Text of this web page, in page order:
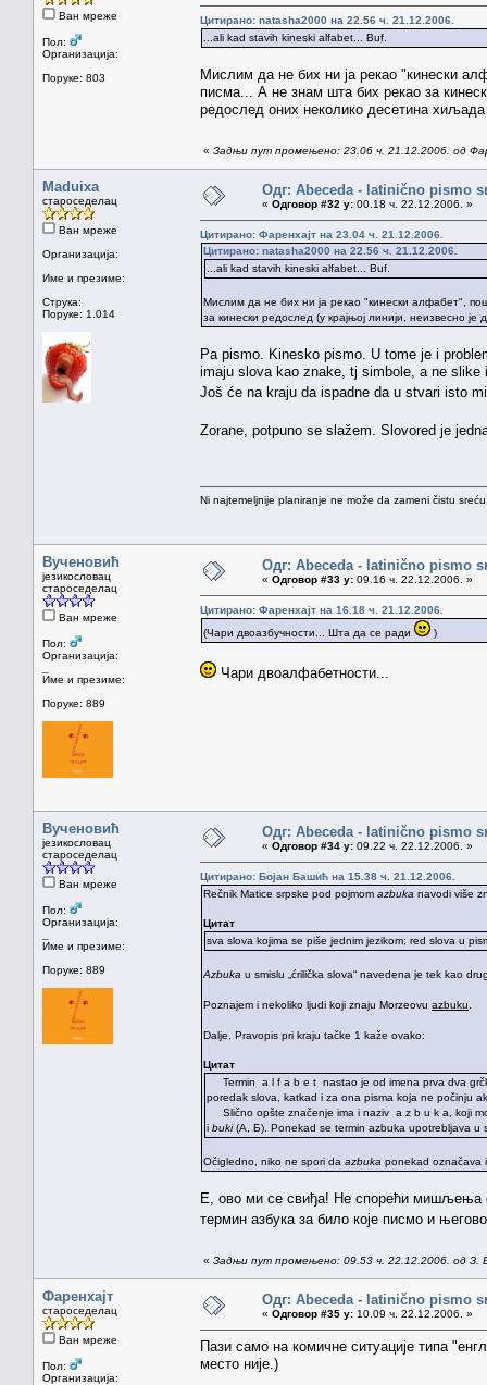
Ван мреже
Пол:
Организација:
Поруке: 803
Цитирано: natasha2000 на 22.56 ч. 21.12.2006.
...ali kad stavih kineski alfabet... Buf.
Мислим да не бих ни ја рекао "кинески
писма... А не знам шта бих рекао за
редослед оних неколико десетина хиљада
« Задњи пут промењено: 23.06 ч. 21.12.2006. од
Maduixa
староседелац
Ван мреже
Организација:
Име и презиме:
Струка:
Поруке: 1.014
Одг: Abeceda - latinično pismo
« Одговор #32 у: 00.18 ч. 22.12.2006. »
Цитирано: Фаренхајт на 23.04 ч. 21.12.2006.
Цитирано: natasha2000 на 22.56 ч. 21.12.2006.
...ali kad stavih kineski alfabet... Buf.
Мислим да не бих ни ја рекао "кинески алфабет",
за кинески редослед (у крајњој линији, неизвесно
Pa pismo. Kinesko pismo. U tome je i
imaju slova kao znake, tj simbole, a ne slike
Još će na kraju da ispadne da u stvari isto
Zorane, potpuno se slažem. Slovored je
Ni najtemeljnije planiranje ne može da zameni čistu
Вученовић
језикословац
староседелац
Ван мреже
Пол:
Организација:
Име и презиме:
Поруке: 889
Одг: Abeceda - latinično pismo
« Одговор #33 у: 09.16 ч. 22.12.2006. »
Цитирано: Фаренхајт на 16.18 ч. 21.12.2006.
(Чари двоазбучности... Шта да се ради
)
Чари двоалфабетности...
Вученовић
језикословац
староседелац
Ван мреже
Пол:
Организација:
Име и презиме:
Поруке: 889
Одг: Abeceda - latinično pismo
« Одговор #34 у: 09.22 ч. 22.12.2006. »
Цитирано: Бојан Башић на 15.38 ч. 21.12.2006.
Rečnik Matice srpske pod pojmom azbuka navodi više
Цитат
sva slova kojima se piše jednim jezikom; red slova u
Azbuka u smislu „ćrilička slova“ navedena je tek kao
Poznajem i nekoliko ljudi koji znaju Morzeovu azbuku
Dalje, Pravopis pri kraju tačke 1 kaže ovako:
Цитат
Termin a l f a b e t nastao je od imena prva dva
poredak slova, katkad i za ona pisma koja ne počinju
Slično opšte značenje ima i naziv a z b u k a, koji
i buki(A, Б). Ponekad se termin azbuka upotrebljava u
Očigledno, niko ne spori da azbuka ponekad označava
Е, ово ми се свиђа! Не спорећи мишљења
термин азбука за било које писмо и
« Задњи пут промењено: 09.53 ч. 22.12.2006. од З.
Фаренхајт
староседелац
Ван мреже
Пол:
Организација:
Одг: Abeceda - latinično pismo
« Одговор #35 у: 10.09 ч. 22.12.2006. »
Пази само на комичне ситуације типа
место није.)